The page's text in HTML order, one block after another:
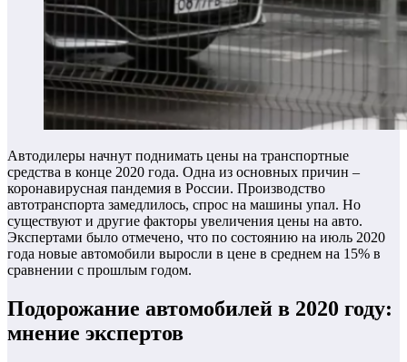
Автодилеры начнут поднимать цены на транспортные
средства в конце 2020 года. Одна из основных причин –
коронавирусная пандемия в России. Производство
автотранспорта замедлилось, спрос на машины упал. Но
существуют и другие факторы увеличения цены на авто.
Экспертами было отмечено, что по состоянию на июль 2020
года новые автомобили выросли в цене в среднем на 15% в
сравнении с прошлым годом.
Подорожание автомобилей в 2020 году:
мнение экспертов